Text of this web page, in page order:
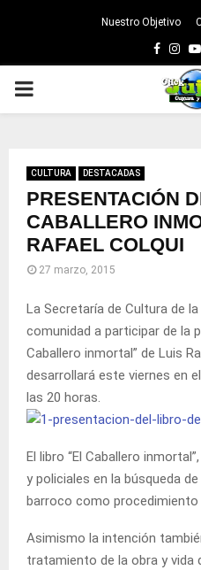
Nuestro Objetivo
PRIMARY
CULTURA DESTACADAS
PRESENTACIÓN
CABALLERO
RAFAEL COLQUI
27 marzo, 2015
La Secretaría de Cultura de
comunidad a participar de la
Caballero inmortal” de Luis
desarrollará este viernes en
las 20 horas.
El libro “El Caballero
y policiales en la búsqueda
barroco como procedimiento
Asimismo la intención
tratamiento de la obra y vida